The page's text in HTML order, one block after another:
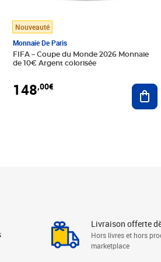
au panier
Nouveauté
Monnaie De Paris
FIFA – Coupe du Monde 2026 Monnaie
de 10€ Argent colorisée
148,00€
Livraison offerte
Hors livres et hors
marketplace